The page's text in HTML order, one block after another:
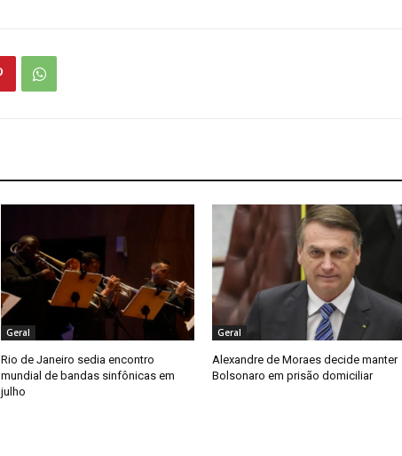
Geral
Rio de Janeiro sedia encontro
mundial de bandas sinfônicas em
julho
Geral
Alexandre de Moraes decide manter
Bolsonaro em prisão domiciliar